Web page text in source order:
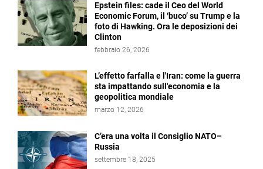
Epstein files: cade il Ceo del World
Economic Forum, il ‘buco’ su Trump e la
foto di Hawking. Ora le deposizioni dei
Clinton
febbraio 26, 2026
L’effetto farfalla e l'Iran: come la guerra
sta impattando sull'economia e la
geopolitica mondiale
marzo 12, 2026
C’era una volta il Consiglio NATO–
Russia
settembre 18, 2025